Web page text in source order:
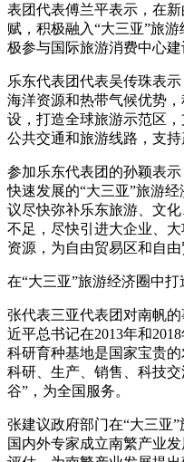
表团代表傅兰平表示，在
赋，积极融入“大三亚”旅
极参与国际旅游消费中心建
乐东代表团代表吴传珠表
海洋资源和热带气候优势
设，打造全球旅游示范区
公共交通和旅游线路，支持
参加乐东代表团的孙颖表
快速发展的“大三亚”旅游
议尽快弥补乐东旅游、文
不足，尽快引进大企业、
资源，为自由贸易区和自由
在“大三亚”旅游经济圈中打
张代表三亚代表团对南帆
近平总书记在2013年和
科研育种基地是国家宝贵
科研、生产、销售、科技
谷”，为全国服务。
张建议政府部门在“大三亚
国内外专家成立南繁产业